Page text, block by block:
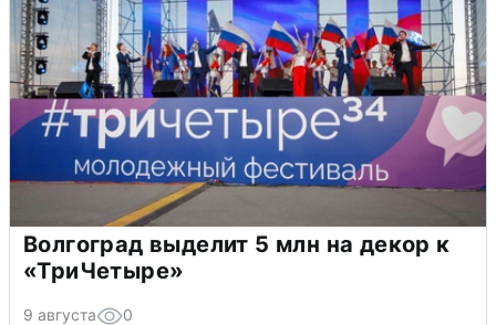
Волгоград выделит 5 млн на декор к
«ТриЧетыре»
9 августа 0